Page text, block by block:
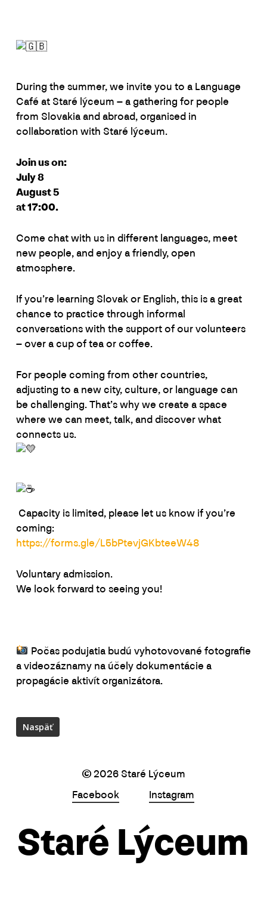
During the summer, we invite you to a Language
Café at Staré lýceum – a gathering for people
from Slovakia and abroad, organised in
collaboration with Staré lýceum.
Join us on:
July 8
August 5
at 17:00.
Come chat with us in different languages, meet
new people, and enjoy a friendly, open
atmosphere.
If you’re learning Slovak or English, this is a great
chance to practice through informal
conversations with the support of our volunteers
– over a cup of tea or coffee.
For people coming from other countries,
adjusting to a new city, culture, or language can
be challenging. That’s why we create a space
where we can meet, talk, and discover what
connects us.
Capacity is limited, please let us know if you’re
coming:
https://forms.gle/L5bPtevjGKbteeW48
Voluntary admission.
We look forward to seeing you!
Počas podujatia budú vyhotovované fotografie
a videozáznamy na účely dokumentácie a
propagácie aktivít organizátora.
© 2026Staré Lýceum
Facebook
Instagram
Staré Lýceum